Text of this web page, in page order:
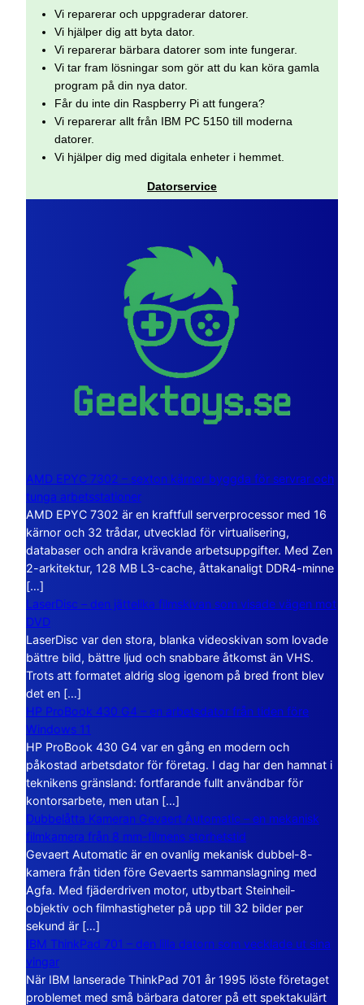
Vi reparerar och uppgraderar datorer.
Vi hjälper dig att byta dator.
Vi reparerar bärbara datorer som inte fungerar.
Vi tar fram lösningar som gör att du kan köra gamla
program på din nya dator.
Får du inte din Raspberry Pi att fungera?
Vi reparerar allt från IBM PC 5150 till moderna
datorer.
Vi hjälper dig med digitala enheter i hemmet.
Datorservice
AMD EPYC 7302 – sexton kärnor byggda för servrar och
tunga arbetsstationer
AMD EPYC 7302 är en kraftfull serverprocessor med 16
kärnor och 32 trådar, utvecklad för virtualisering,
databaser och andra krävande arbetsuppgifter. Med Zen
2-arkitektur, 128 MB L3-cache, åttakanaligt DDR4-minne
[…]
LaserDisc – den jättelika filmskivan som visade vägen mot
DVD
LaserDisc var den stora, blanka videoskivan som lovade
bättre bild, bättre ljud och snabbare åtkomst än VHS.
Trots att formatet aldrig slog igenom på bred front blev
det en […]
HP ProBook 430 G4 – en arbetsdator från tiden före
Windows 11
HP ProBook 430 G4 var en gång en modern och
påkostad arbetsdator för företag. I dag har den hamnat i
teknikens gränsland: fortfarande fullt användbar för
kontorsarbete, men utan […]
Dubbelåtta Kameran Gevaert Automatic – en mekanisk
filmkamera från 8 mm-filmens storhetstid
Gevaert Automatic är en ovanlig mekanisk dubbel-8-
kamera från tiden före Gevaerts sammanslagning med
Agfa. Med fjäderdriven motor, utbytbart Steinheil-
objektiv och filmhastigheter på upp till 32 bilder per
sekund är […]
IBM ThinkPad 701 – den lilla datorn som vecklade ut sina
vingar
När IBM lanserade ThinkPad 701 år 1995 löste företaget
problemet med små bärbara datorer på ett spektakulärt